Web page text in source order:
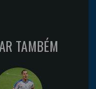
TAMBÉM